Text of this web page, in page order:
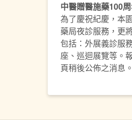
中醫贈醫施藥100
為了慶祝紀慶，本
藥局夜診服務，更
包括：外展義診服
座、巡迴展覽等。
頁稍後公佈之消息。